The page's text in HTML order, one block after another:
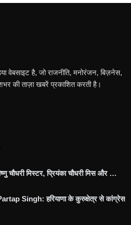
वेबसाइट है, जो राजनीति, मनोरंजन, बिज़नेस,
की ताज़ा खबरें प्रकाशित करती है।
चौधरी मिस्टर, प्रियंका चौधरी मिस और …
Singh: हरियाणा के कुरुक्षेत्र से कांग्रेस